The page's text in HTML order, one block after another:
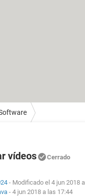
vídeos Cerrado
- Modificado el 4 jun 2018
- 4 jun 2018 a las 17:44